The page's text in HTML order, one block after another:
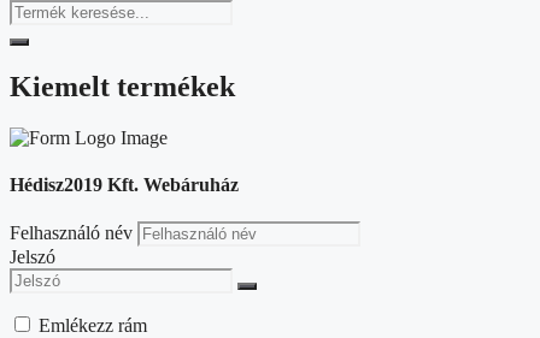
Kiemelt termékek
Hédisz2019 Kft. Webáruház
Felhasználó név
Jelszó
Emlékezz rám